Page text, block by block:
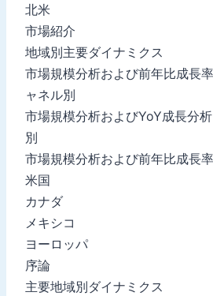
北米
市場紹介
地域別主要ダイナミクス
市場規模分析および前年比成長
ャネル別
市場規模分析およびYoY成長分
別
市場規模分析および前年比成長
米国
カナダ
メキシコ
ヨーロッパ
序論
主要地域別ダイナミクス